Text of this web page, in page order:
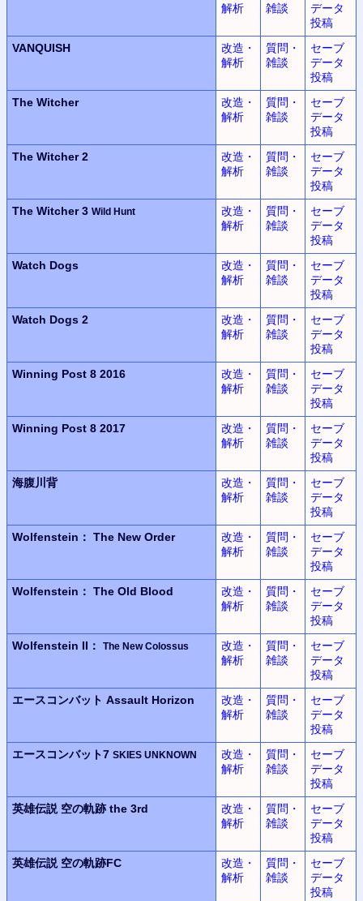
解析 雑談
データ
投稿
VANQUISH
改造・
解析
質問・
雑談
セーブ
データ
投稿
The Witcher
改造・
解析
質問・
雑談
セーブ
データ
投稿
The Witcher 2
改造・
解析
質問・
雑談
セーブ
データ
投稿
The Witcher 3 Wild Hunt
改造・
解析
質問・
雑談
セーブ
データ
投稿
Watch Dogs
改造・
解析
質問・
雑談
セーブ
データ
投稿
Watch Dogs 2
改造・
解析
質問・
雑談
セーブ
データ
投稿
Winning Post 8 2016
改造・
解析
質問・
雑談
セーブ
データ
投稿
Winning Post 8 2017
改造・
解析
質問・
雑談
セーブ
データ
投稿
海腹川背
改造・
解析
質問・
雑談
セーブ
データ
投稿
Wolfenstein： The New Order
改造・
解析
質問・
雑談
セーブ
データ
投稿
Wolfenstein： The Old Blood
改造・
解析
質問・
雑談
セーブ
データ
投稿
Wolfenstein II：
The New Colossus
改造・
解析
質問・
雑談
セーブ
データ
投稿
エースコンバット Assault Horizon
改造・
解析
質問・
雑談
セーブ
データ
投稿
エースコンバット7 SKIES UNKNOWN
改造・
解析
質問・
雑談
セーブ
データ
投稿
英雄伝説 空の軌跡 the 3rd
改造・
解析
質問・
雑談
セーブ
データ
投稿
英雄伝説 空の軌跡FC
改造・
解析
質問・
雑談
セーブ
データ
投稿